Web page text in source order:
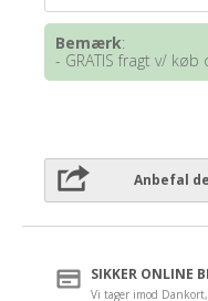
Bemærk:
- GRATIS fragt v/ køb
Anbefal
SIKKER ONLINE
Vi tager imod Dankort,